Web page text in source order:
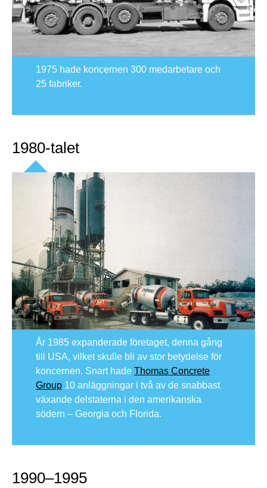
1975 hade koncernen 300 medarbetare och
25 fabriker.
1980-talet
År 1985 expanderade företaget, denna gång
till USA, vilket skulle bli av stor betydelse för
koncernen. Snart hade Thomas Concrete
Group 10 anläggningar i två av de snabbast
växande delstaterna i den amerikanska
södern – Georgia och Florida.
1990–1995